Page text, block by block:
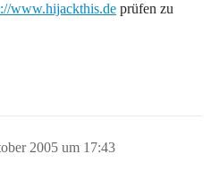
www.hijackthis.de prüfen zu
2005 um 17:43